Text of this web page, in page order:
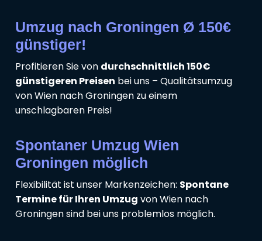
Umzug nach Groningen Ø 150€
günstiger!
Profitieren Sie von durchschnittlich 150€
günstigeren Preisen bei uns – Qualitätsumzug
von Wien nach Groningen zu einem
unschlagbaren Preis!
Spontaner Umzug Wien
Groningen möglich
Flexibilität ist unser Markenzeichen: Spontane
Termine für Ihren Umzug von Wien nach
Groningen sind bei uns problemlos möglich.